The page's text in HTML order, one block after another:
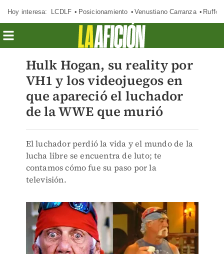
Hoy interesa: LCDLF Posicionamiento Venustiano Carranza Ruffo
Hulk Hogan, su reality por
VH1 y los videojuegos en
que apareció el luchador
de la WWE que murió
El luchador perdió la vida y el mundo de la
lucha libre se encuentra de luto; te
contamos cómo fue su paso por la
televisión.